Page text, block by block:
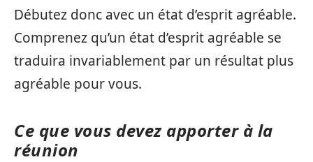
Débutez donc avec un état d’esprit agréable.
Comprenez qu’un état d’esprit agréable se
traduira invariablement par un résultat plus
agréable pour vous.
Ce que vous devez apporter à la
réunion